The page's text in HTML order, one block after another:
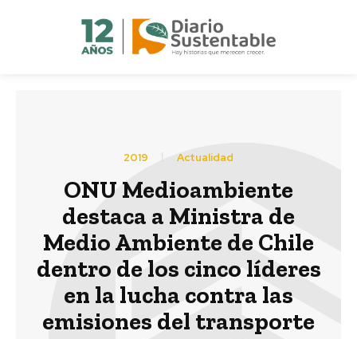
2019 Actualidad
ONU Medioambiente
destaca a Ministra de
Medio Ambiente de Chile
dentro de los cinco líderes
en la lucha contra las
emisiones del transporte